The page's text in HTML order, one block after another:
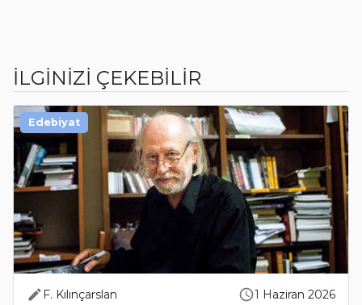
İLGİNİZİ ÇEKEBİLİR
F. Kılınçarslan 1 Haziran 2026
Edebiyat